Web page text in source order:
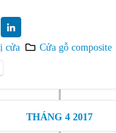
cửa Cửa gỗ composite
THÁNG 4 2017